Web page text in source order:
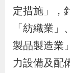
發
為
民
定措施」，
「紡織業
製品製造業
力設備及配